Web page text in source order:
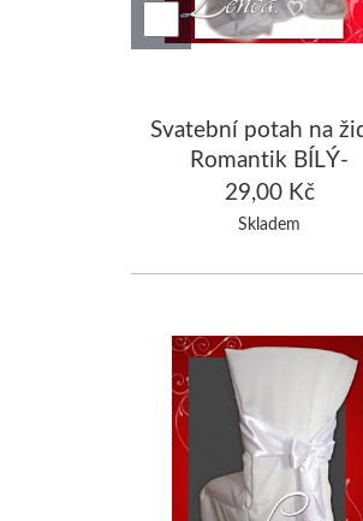
Svatební potah na
Romantik BÍLÝ-
zapůjčení bez mašle
29,00 Kč
Skladem